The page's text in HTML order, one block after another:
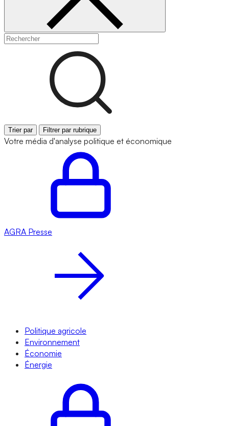
Trier par Filtrer par rubrique
Votre média d'analyse politique et économique
AGRA Presse
Politique agricole
Environnement
Économie
Énergie